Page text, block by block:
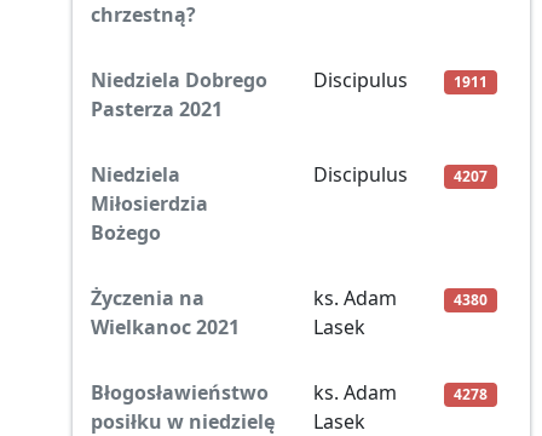
chrzestną?
Niedziela Dobrego
Pasterza 2021
Discipulus 1911
Niedziela
Miłosierdzia
Bożego
Discipulus 4207
Życzenia na
Wielkanoc 2021
ks. Adam
Lasek
4380
Błogosławieństwo
posiłku w niedzielę
ks. Adam
Lasek
4278